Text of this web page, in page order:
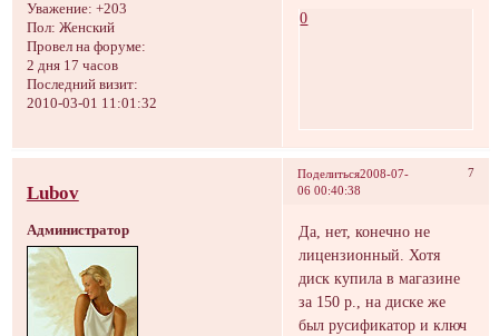
Уважение: +203
Пол: Женский
Провел на форуме:
2 дня 17 часов
Последний визит:
2010-03-01 11:01:32
0
Поделиться 7
2008-07-
06 00:40:38
Lubov
Администратор
Да, нет, конечно не
лицензионный. Хотя
диск купила в магазине
за 150 р., на диске же
был русификатор и ключ